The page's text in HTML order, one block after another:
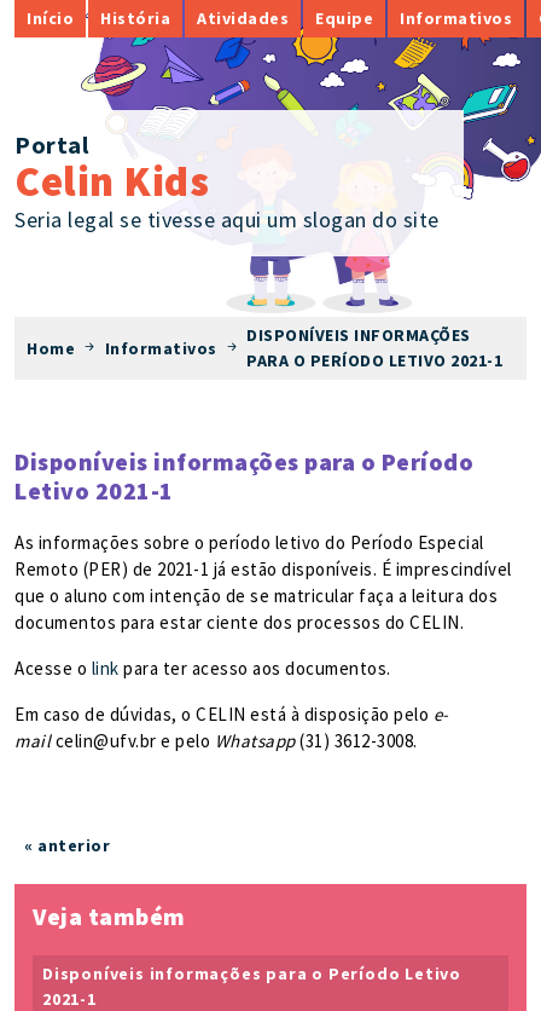
Início História Atividades Equipe Informativos
Portal
Celin Kids
Seria legal se tivesse aqui um slogan do site
Home Informativos
DISPONÍVEIS INFORMAÇÕES
PARA O PERÍODO LETIVO 2021-1
Disponíveis informações para o Período
Letivo 2021-1
As informações sobre o período letivo do Período Especial
Remoto (PER) de 2021-1 já estão disponíveis. É imprescindível
que o aluno com intenção de se matricular faça a leitura dos
documentos para estar ciente dos processos do CELIN.
Acesse o link para ter acesso aos documentos.
Em caso de dúvidas, o CELIN está à disposição pelo e-
mailcelin@ufv.br e pelo Whatsapp(31) 3612-3008.
« anterior
Veja também
Disponíveis informações para o Período Letivo
2021-1